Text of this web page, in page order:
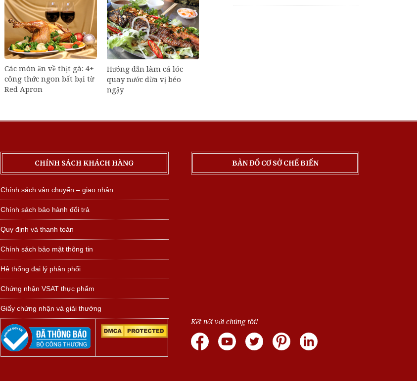
Các món ăn về thịt gà: 4+
công thức ngon bất bại từ
Red Apron
Hướng dẫn làm cá lóc
quay nước dừa vị béo
ngậy
CHÍNH SÁCH KHÁCH HÀNG
Chính sách vận chuyển – giao nhận
Chính sách bảo hành đổi trả
Quy định và thanh toán
Chính sách bảo mật thông tin
Hệ thống đại lý phân phối
Chứng nhận VSAT thực phẩm
Giấy chứng nhận và giải thưởng
BẢN ĐỒ CƠ SỞ CHẾ BIẾN
Kết nối với chúng tôi!